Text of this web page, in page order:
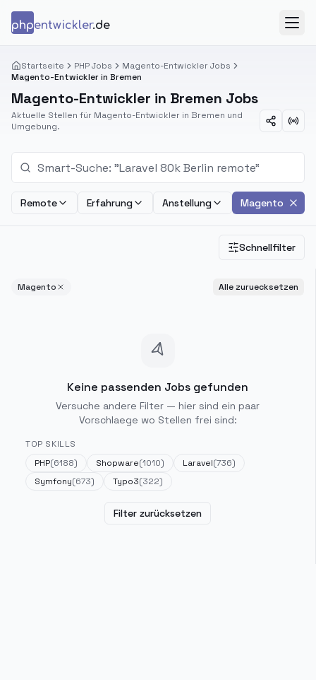
phpentwickler.de
Startseite PHP Jobs
Magento-Entwickler Jobs
Magento-Entwickler in Bremen
Magento-Entwickler in Bremen Jobs
Aktuelle Stellen für Magento-Entwickler in Bremen und
Umgebung.
Remote Erfahrung Anstellung Magento
Schnellfilter
Magento Alle zuruecksetzen
Keine passenden Jobs gefunden
Versuche andere Filter — hier sind ein paar
Vorschlaege wo Stellen frei sind:
TOP SKILLS
PHP(6188) Shopware(1010) Laravel(736)
Symfony(673) Typo3(322)
Filter zurücksetzen